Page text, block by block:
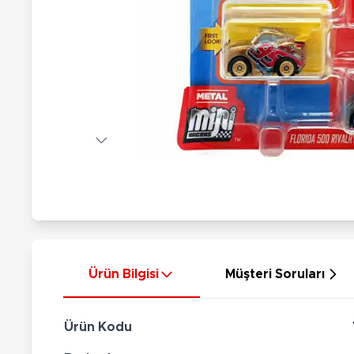
Nerf
Silahlar
Silah Setleri
Kılıç Setleri
Ok Setleri
Ürün Bilgisi Müşteri Soruları
Ürün Kodu